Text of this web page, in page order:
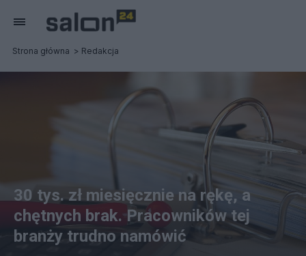
Strona główna Redakcja
30 tys. zł miesięcznie na rękę, a
chętnych brak. Pracowników tej
branży trudno namówić